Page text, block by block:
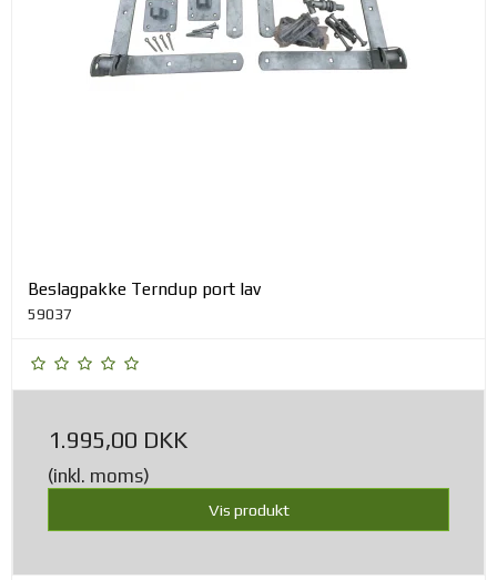
Beslagpakke Terndup port lav
59037
1.995,00 DKK
(inkl. moms)
Vis produkt